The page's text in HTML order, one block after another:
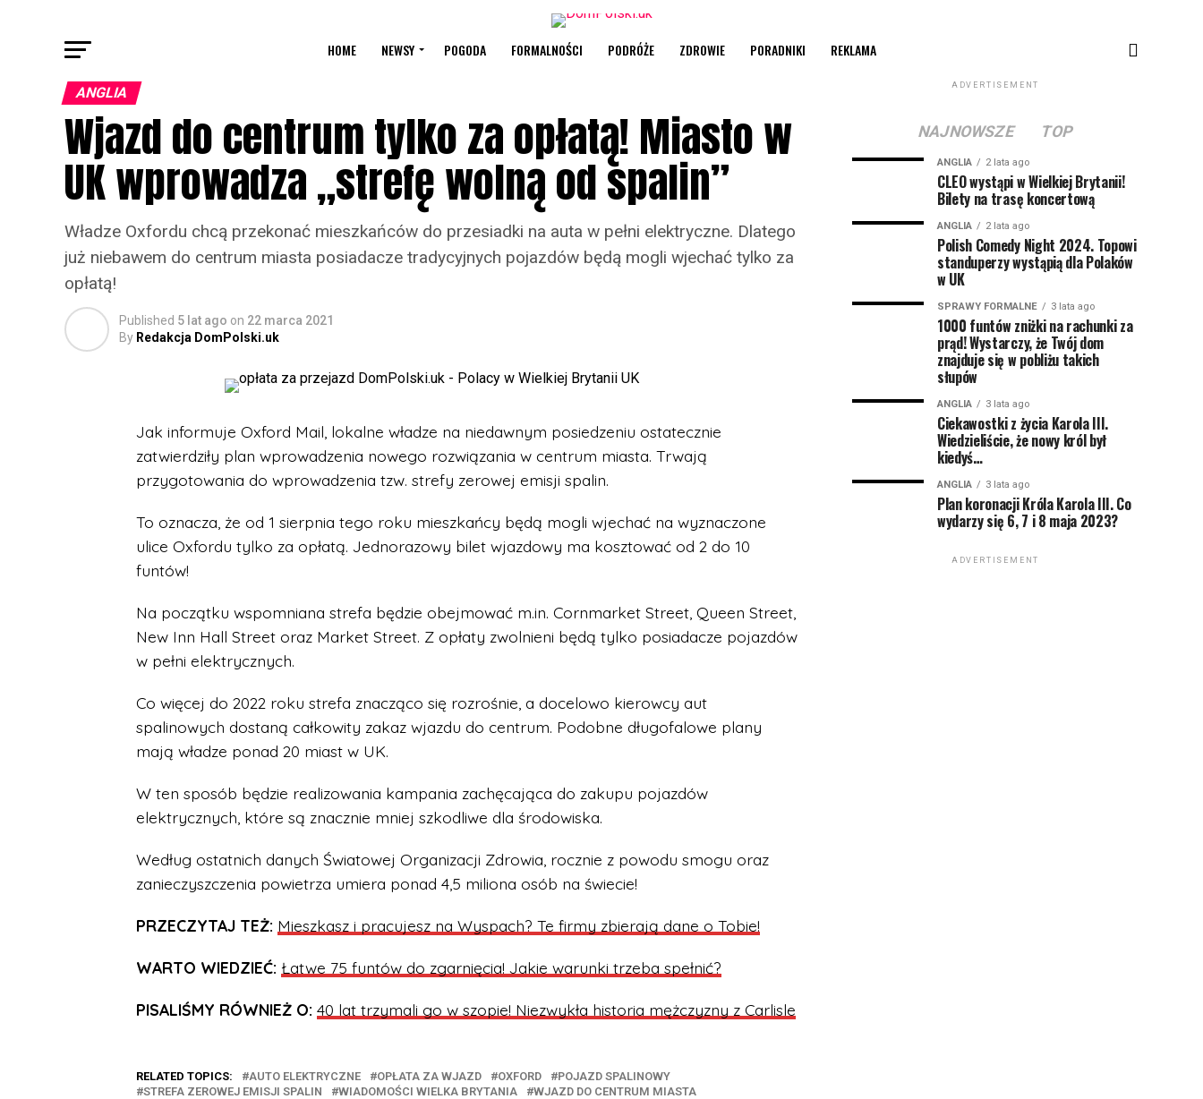
HOME NEWSY POGODA FORMALNOŚCI PODRÓŻE ZDROWIE PORADNIKI REKLAMA
ANGLIA
Wjazd do centrum tylko za opłatą! Miasto w
UK wprowadza „strefę wolną od spalin”
Władze Oxfordu chcą przekonać mieszkańców do przesiadki na auta w pełni elektryczne. Dlatego
już niebawem do centrum miasta posiadacze tradycyjnych pojazdów będą mogli wjechać tylko za
opłatą!
Published 5 lat ago on 22 marca 2021
By Redakcja DomPolski.uk
Jak informuje Oxford Mail, lokalne władze na niedawnym posiedzeniu ostatecznie
zatwierdziły plan wprowadzenia nowego rozwiązania w centrum miasta. Trwają
przygotowania do wprowadzenia tzw. strefy zerowej emisji spalin.
To oznacza, że od 1 sierpnia tego roku mieszkańcy będą mogli wjechać na wyznaczone
ulice Oxfordu tylko za opłatą. Jednorazowy bilet wjazdowy ma kosztować od 2 do 10
funtów!
Na początku wspomniana strefa będzie obejmować m.in. Cornmarket Street, Queen Street,
New Inn Hall Street oraz Market Street. Z opłaty zwolnieni będą tylko posiadacze pojazdów
w pełni elektrycznych.
Co więcej do 2022 roku strefa znacząco się rozrośnie, a docelowo kierowcy aut
spalinowych dostaną całkowity zakaz wjazdu do centrum. Podobne długofalowe plany
mają władze ponad 20 miast w UK.
W ten sposób będzie realizowania kampania zachęcająca do zakupu pojazdów
elektrycznych, które są znacznie mniej szkodliwe dla środowiska.
Według ostatnich danych Światowej Organizacji Zdrowia, rocznie z powodu smogu oraz
zanieczyszczenia powietrza umiera ponad 4,5 miliona osób na świecie!
PRZECZYTAJ TEŻ: Mieszkasz i pracujesz na Wyspach? Te firmy zbierają dane o Tobie!
WARTO WIEDZIEĆ: Łatwe 75 funtów do zgarnięcia! Jakie warunki trzeba spełnić?
PISALIŚMY RÓWNIEŻ O: 40 lat trzymali go w szopie! Niezwykła historia mężczyzny z Carlisle
RELATED TOPICS: AUTO ELEKTRYCZNE OPŁATA ZA WJAZD OXFORD
POJAZD SPALINOWY
STREFA ZEROWEJ EMISJI SPALIN
WIADOMOŚCI WIELKA BRYTANIA WJAZD DO CENTRUM MIASTA
ADVERTISEMENT
NAJNOWSZE TOP
ANGLIA 2 lata ago
CLEO wystąpi w Wielkiej Brytanii!
Bilety na trasę koncertową
ANGLIA 2 lata ago
Polish Comedy Night 2024. Topowi
standuperzy wystąpią dla Polaków
w UK
SPRAWY FORMALNE 3 lata ago
1000 funtów zniżki na rachunki za
prąd! Wystarczy, że Twój dom
znajduje się w pobliżu takich
słupów
ANGLIA 3 lata ago
Ciekawostki z życia Karola III.
Wiedzieliście, że nowy król był
kiedyś…
ANGLIA 3 lata ago
Plan koronacji Króla Karola III. Co
wydarzy się 6, 7 i 8 maja 2023?
ADVERTISEMENT